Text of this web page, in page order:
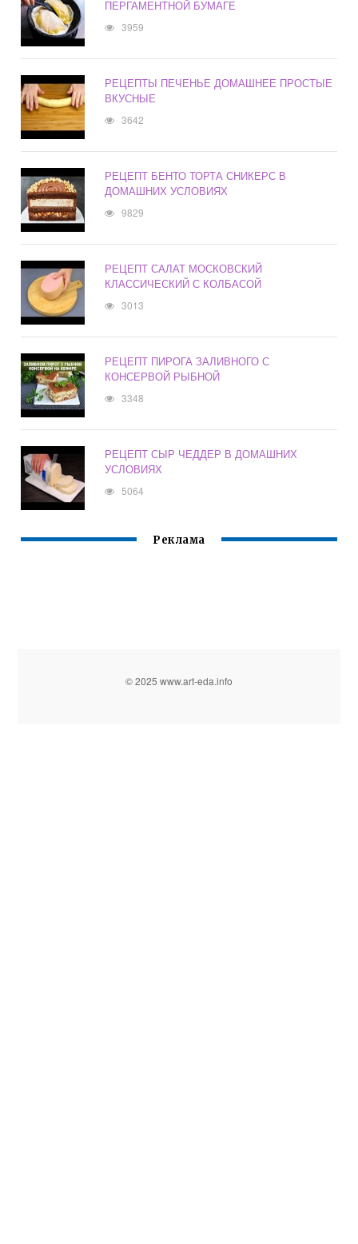
ПЕРГАМЕНТНОЙ БУМАГЕ
3959
РЕЦЕПТЫ ПЕЧЕНЬЕ ДОМАШНЕЕ ПРОСТЫЕ
ВКУСНЫЕ
3642
РЕЦЕПТ БЕНТО ТОРТА СНИКЕРС В
ДОМАШНИХ УСЛОВИЯХ
9829
РЕЦЕПТ САЛАТ МОСКОВСКИЙ
КЛАССИЧЕСКИЙ С КОЛБАСОЙ
3013
РЕЦЕПТ ПИРОГА ЗАЛИВНОГО С
КОНСЕРВОЙ РЫБНОЙ
3348
РЕЦЕПТ СЫР ЧЕДДЕР В ДОМАШНИХ
УСЛОВИЯХ
5064
Реклама
© 2025 www.art-eda.info